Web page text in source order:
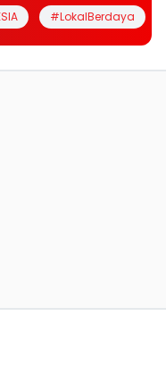
#LokalBerdaya